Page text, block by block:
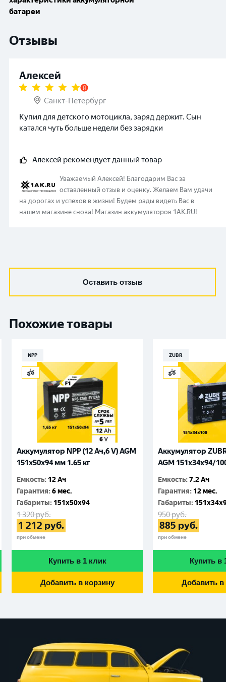
батареи
Отзывы
Алексей
Санкт-Петербург
Купил для детского мотоцикла, заряд держит. Сын
катался чуть больше недели без зарядки
Алексей рекомендует данный товар
Уважаемый Алексей! Благодарим Вас за
оставленный отзыв и оценку. Желаем Вам удачи
на дорогах и успехов в жизни! Будем рады видеть Вас в
нашем магазине снова! Магазин аккумуляторов 1AK.RU!
Оставить отзыв
Похожие товары
NPP
Аккумулятор NPP (12 Ач,6 V) AGM
151x50x94 мм 1.65 кг
Емкость: 12 Ач
Гарантия:6 мес.
Габариты: 151x50x94
1 320руб.
1 212 руб.
при обмене
Купить в 1 клик
Добавить в корзину
ZUBR
Аккумулятор
AGM 151x34x94/
Емкость:7.2 Ач
Гарантия: 12 мес.
Габариты:
950руб.
885 руб.
при обмене
Купить в
Добавить в